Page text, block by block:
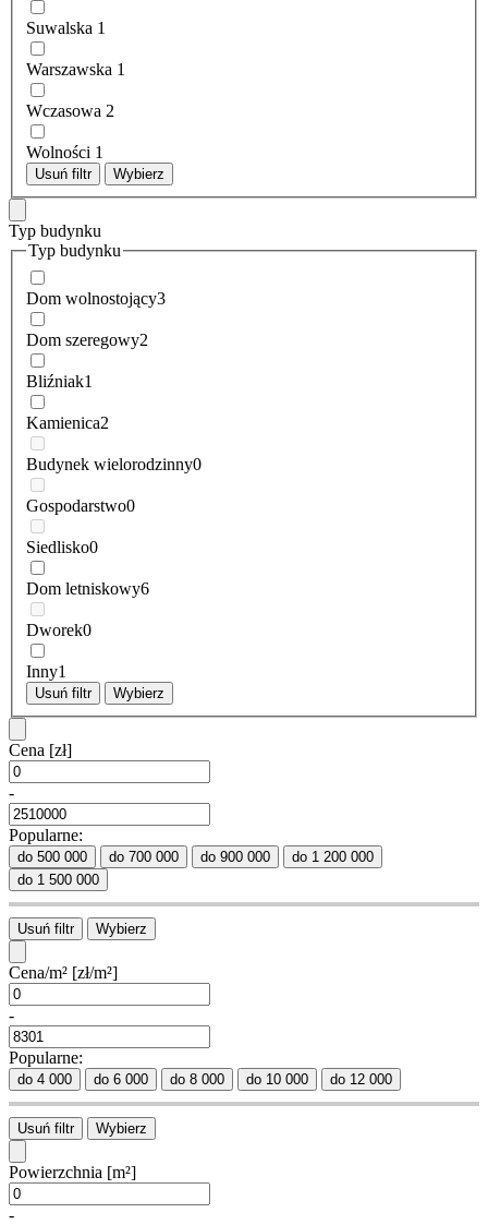
Suwalska 1
Warszawska 1
Wczasowa 2
Wolności 1
Usuń filtr Wybierz
Typ budynku
Typ budynku
Dom wolnostojący3
Dom szeregowy2
Bliźniak1
Kamienica2
Budynek wielorodzinny0
Gospodarstwo0
Siedlisko0
Dom letniskowy6
Dworek0
Inny1
Usuń filtr Wybierz
Cena [zł]
-
Popularne:
do 500 000 do 700 000 do 900 000
do 1 200 000
do 1 500 000
Usuń filtr Wybierz
Cena/m² [zł/m²]
-
Popularne:
do 4 000 do 6 000 do 8 000 do 10 000 do 12 000
Usuń filtr Wybierz
Powierzchnia [m²]
-